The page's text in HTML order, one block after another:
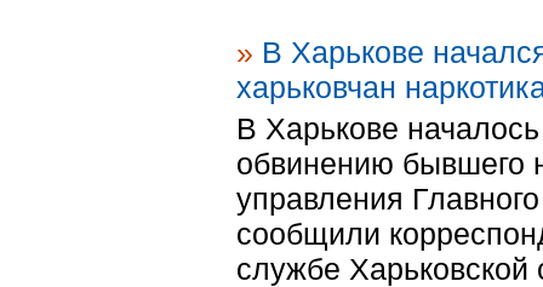
» В Харькове
харьковчан
В Харькове
обвинению бывшего
управления
сообщили
службе Харьковской